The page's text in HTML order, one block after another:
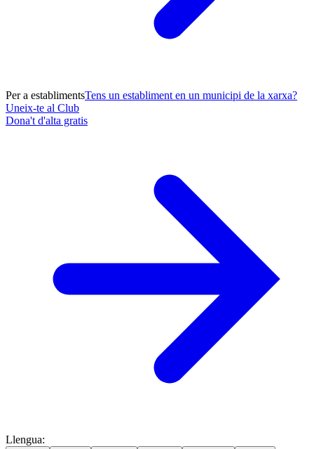
Per a establimentsTens un establiment en un municipi de la xarxa?
Uneix-te al Club
Dona't d'alta gratis
Llengua: